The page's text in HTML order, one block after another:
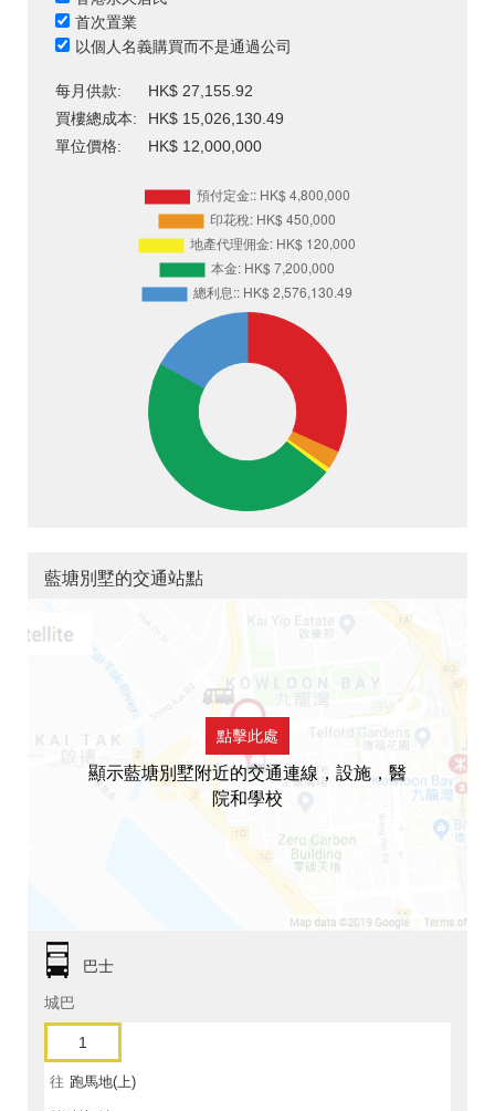
首次置業
以個人名義購買而不是通過公司
每月供款:
HK$ 27,155.92
買樓總成本:
HK$ 15,026,130.49
單位價格:
HK$ 12,000,000
藍塘別墅的交通站點
點擊此處
顯示藍塘別墅附近的交通連線，設施，醫
院和學校
巴士
城巴
1
往 跑馬地(上)